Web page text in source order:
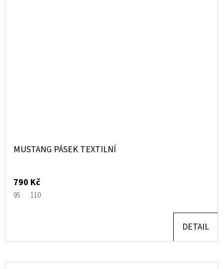
MUSTANG PÁSEK TEXTILNÍ
790 Kč
95 110
DETAIL